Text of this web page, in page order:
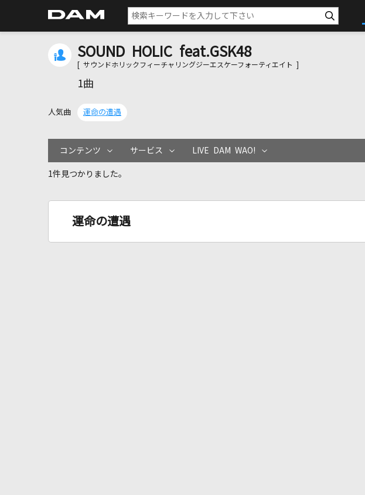
SOUND HOLIC feat.GSK48
[ サウンドホリックフィーチャリングジーエスケーフォーティエイト ]
1曲
人気曲 運命の遭遇
コンテンツ サービス LIVE DAM WAO!
1件見つかりました。
運命の遭遇